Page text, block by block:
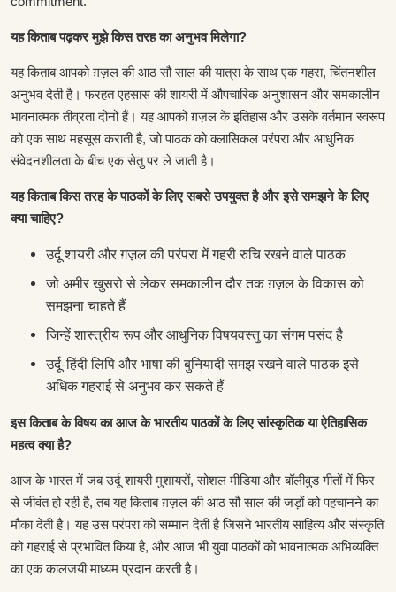
यह किताब पढ़कर मुझे किस तरह का अनुभव मिलेगा?
यह किताब आपको ग़ज़ल की आठ सौ साल की यात्रा के साथ एक गहरा, चिंतनशील
अनुभव देती है। फरहत एहसास की शायरी में औपचारिक अनुशासन और समकालीन
भावनात्मक तीव्रता दोनों हैं। यह आपको ग़ज़ल के इतिहास और उसके वर्तमान स्वरूप
को एक साथ महसूस कराती है, जो पाठक को क्लासिकल परंपरा और आधुनिक
संवेदनशीलता के बीच एक सेतु पर ले जाती है।
यह किताब किस तरह के पाठकों के लिए सबसे उपयुक्त है और इसे समझने के लिए
क्या चाहिए?
उर्दू शायरी और ग़ज़ल की परंपरा में गहरी रुचि रखने वाले पाठक
जो अमीर खुसरो से लेकर समकालीन दौर तक ग़ज़ल के विकास को
समझना चाहते हैं
जिन्हें शास्त्रीय रूप और आधुनिक विषयवस्तु का संगम पसंद है
उर्दू-हिंदी लिपि और भाषा की बुनियादी समझ रखने वाले पाठक इसे
अधिक गहराई से अनुभव कर सकते हैं
इस किताब के विषय का आज के भारतीय पाठकों के लिए सांस्कृतिक या ऐतिहासिक
महत्व क्या है?
आज के भारत में जब उर्दू शायरी मुशायरों, सोशल मीडिया और बॉलीवुड गीतों में फिर
से जीवंत हो रही है, तब यह किताब ग़ज़ल की आठ सौ साल की जड़ों को पहचानने का
मौका देती है। यह उस परंपरा को सम्मान देती है जिसने भारतीय साहित्य और संस्कृति
को गहराई से प्रभावित किया है, और आज भी युवा पाठकों को भावनात्मक अभिव्यक्ति
का एक कालजयी माध्यम प्रदान करती है।